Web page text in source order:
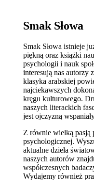
Smak Słowa
Smak Słowa istnieje
piękną oraz książki
psychologii i nauk
interesują nas autorzy
klasyka arabskiej
najciekawszych
kręgu kulturowego.
naszych literackich
jest ojczyzną
Z równie wielką pasją
psychologicznej.
aktualne dzieła
naszych autorów
współczesnych
Wydajemy również